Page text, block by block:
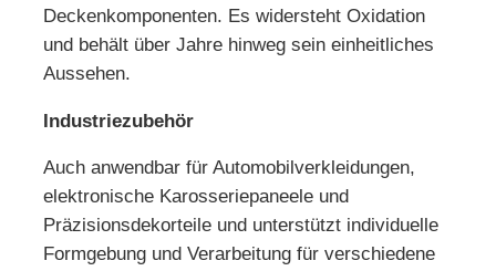
Deckenkomponenten. Es widersteht Oxidation
und behält über Jahre hinweg sein einheitliches
Aussehen.
Industriezubehör
Auch anwendbar für Automobilverkleidungen,
elektronische Karosseriepaneele und
Präzisionsdekorteile und unterstützt individuelle
Formgebung und Verarbeitung für verschiedene